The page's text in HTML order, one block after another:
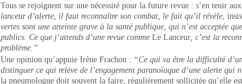
Tous se rejoignent sur une nécessité pour la future revue : s’en tenir
lanceur d’alerte, il faut reconnaître son combat, le fait qu’il révèle ,
vertes sont une atteinte grave à la santé publique, qui n’est acceptée
publics. Ce que j’attends d’une revue comme Le Lanceur , c’est la
problème.”
Une opinion qu’appuie Irène Frachon : “Ce qui va être la difficulté
distinguer ce qui relève de l’engagement paranoïaque d’une alerte qui
la pneumologue doit souvent la faire, régulièrement sollicitée qu’elle